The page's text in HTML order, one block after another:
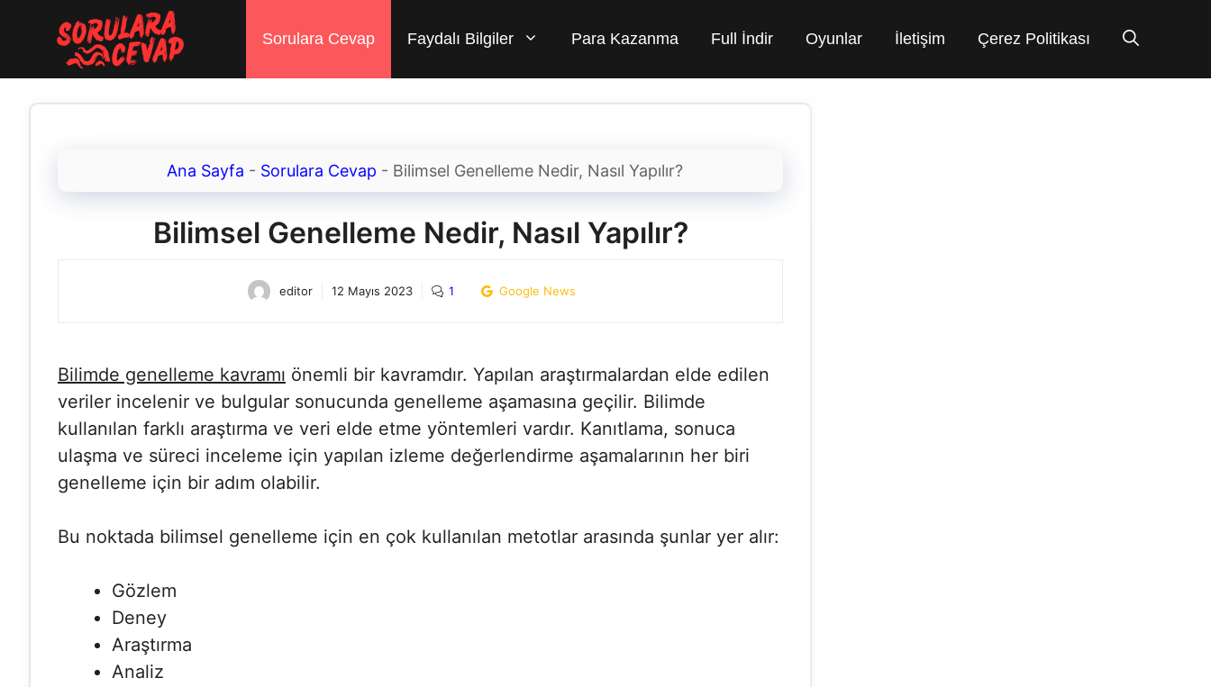
Sorulara Cevap Faydalı Bilgiler Para Kazanma Full İndir Oyunlar İletişim Çerez Politikası
Ana Sayfa - Sorulara Cevap - Bilimsel Genelleme Nedir, Nasıl Yapılır?
Bilimsel Genelleme Nedir, Nasıl Yapılır?
editor 12 Mayıs 2023 1 Google News
Bilimde genelleme kavramı önemli bir kavramdır. Yapılan araştırmalardan elde edilen
veriler incelenir ve bulgular sonucunda genelleme aşamasına geçilir. Bilimde
kullanılan farklı araştırma ve veri elde etme yöntemleri vardır. Kanıtlama, sonuca
ulaşma ve süreci inceleme için yapılan izleme değerlendirme aşamalarının her biri
genelleme için bir adım olabilir.
Bu noktada bilimsel genelleme için en çok kullanılan metotlar arasında şunlar yer alır:
Gözlem
Deney
Araştırma
Analiz